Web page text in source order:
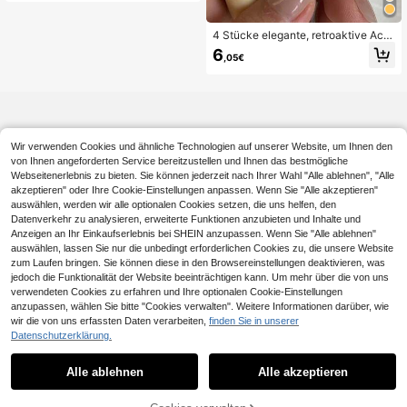
4 Stücke elegante, retroaktive Acry
l-Rundarmreifen, modernes minimal
istisches Design, geeignet für den t
6 ,05€
Wir verwenden Cookies und ähnliche Technologien auf unserer Website, um Ihnen den
von Ihnen angeforderten Service bereitzustellen und Ihnen das bestmögliche
Webseitenerlebnis zu bieten. Sie können jederzeit nach Ihrer Wahl "Alle ablehnen", "Alle
akzeptieren" oder Ihre Cookie-Einstellungen anpassen. Wenn Sie "Alle akzeptieren"
auswählen, werden wir alle optionalen Cookies setzen, die uns helfen, den
Datenverkehr zu analysieren, erweiterte Funktionen anzubieten und Inhalte und
Anzeigen an Ihr Einkaufserlebnis bei SHEIN anzupassen. Wenn Sie "Alle ablehnen"
auswählen, lassen Sie nur die unbedingt erforderlichen Cookies zu, die unsere Website
zum Laufen bringen. Sie können diese in den Browsereinstellungen deaktivieren, was
jedoch die Funktionalität der Website beeinträchtigen kann. Um mehr über die von uns
verwendeten Cookies zu erfahren und Ihre optionalen Cookie-Einstellungen
anzupassen, wählen Sie bitte "Cookies verwalten". Weitere Informationen darüber, wie
wir die von uns erfassten Daten verarbeiten, finden Sie in unserer
Datenschutzerklärung.
Alle ablehnen Alle akzeptieren